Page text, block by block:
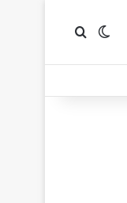
الوضع المظلم